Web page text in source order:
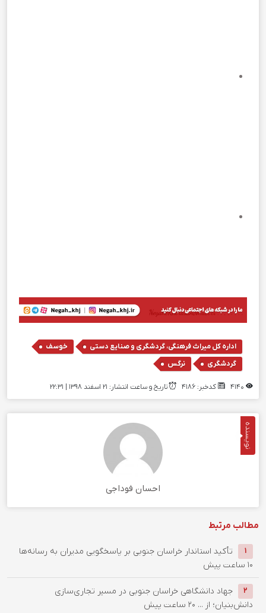
اداره کل میراث فرهنگی، گردشگری و صنایع دستی , خوسف
گردشگری , نرگس
کدخبر: 4186 تاریخ و ساعت انتشار: ۲۱ اسفند ۱۳۹۸ | 22:31
نویسنده
احسان فوداجی
مطالب مرتبط
1
تأکید استاندار خراسان جنوبی بر پاسخگویی مدیران به رسانه‌ها
10 ساعت پیش
2
جهاد دانشگاهی خراسان جنوبی در مسیر تجاری‌سازی
دانش‌بنیان؛ از ... 20 ساعت پیش